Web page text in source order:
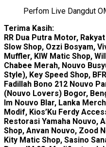
Perfom Live Dangdut
Terima Kasih:
RR Dua Putra Motor,
Slow Shop, Ozzi Bosyam,
Muffler, KIW Matic Shop,
Chabee Merah, Nouvo
Style), Key Speed Shop,
Fadillah Bono 212 Nouvo
(Nouvo Lovers) Bogor,
Im Nouvo Blar, Lanka
Modif, Kios’Ku Ferdy
Restorasi Yamaha Nouvo,
Shop, Anvan Nouvo, Zood
Kity Matic Shop, Sasino